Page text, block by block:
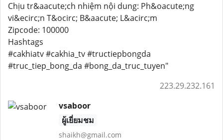
Chịu tr&aacute;ch nhiệm nội dung: Ph&oacute;ng
vi&ecirc;n T&ocirc; B&aacute; L&acirc;m
Zipcode: 100000
Hashtags
#cakhiatv #cakhia_tv #tructiepbongda
#truc_tiep_bong_da #bong_da_truc_tuyen"
223.29.232.161
vsaboor
ผู้เยี่ยมชม
shaikh@gmail.com